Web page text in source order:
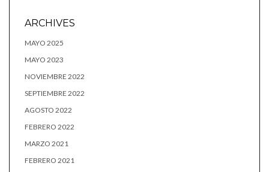
ARCHIVES
MAYO 2025
MAYO 2023
NOVIEMBRE 2022
SEPTIEMBRE 2022
AGOSTO 2022
FEBRERO 2022
MARZO 2021
FEBRERO 2021